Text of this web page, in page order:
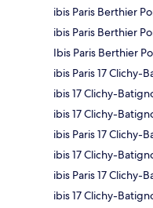
ibis Paris Berthier
ibis Paris Berthier
Ibis Paris Berthier
ibis Paris 17 Clichy-
ibis 17 Clichy-
ibis 17 Clichy-
ibis Paris 17
ibis 17 Clichy-
ibis Paris 17 Clichy-
ibis 17 Clichy-